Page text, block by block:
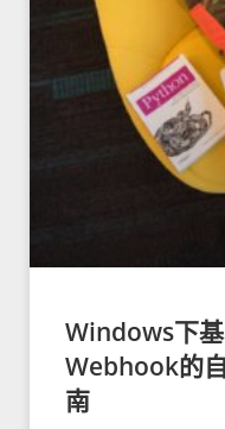
Windows下
Webhook的
南